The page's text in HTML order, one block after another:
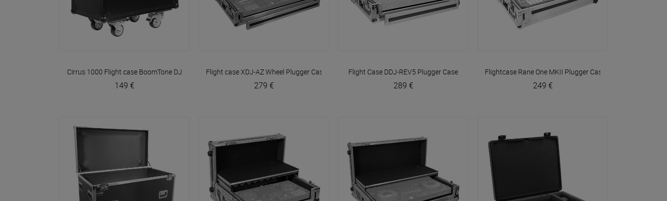
VOIR EN DÉTAIL
Cirrus 1000 Flight case BoomTone DJ
149 €
VOIR EN DÉTAIL
Flight case XDJ-AZ Wheel Plugger Case
279 €
VOIR EN DÉTAIL
Flight Case DDJ-REV5 Plugger Case
289 €
VOIR EN DÉTAIL
Flightcase Rane One MKII Plugger Case
249 €